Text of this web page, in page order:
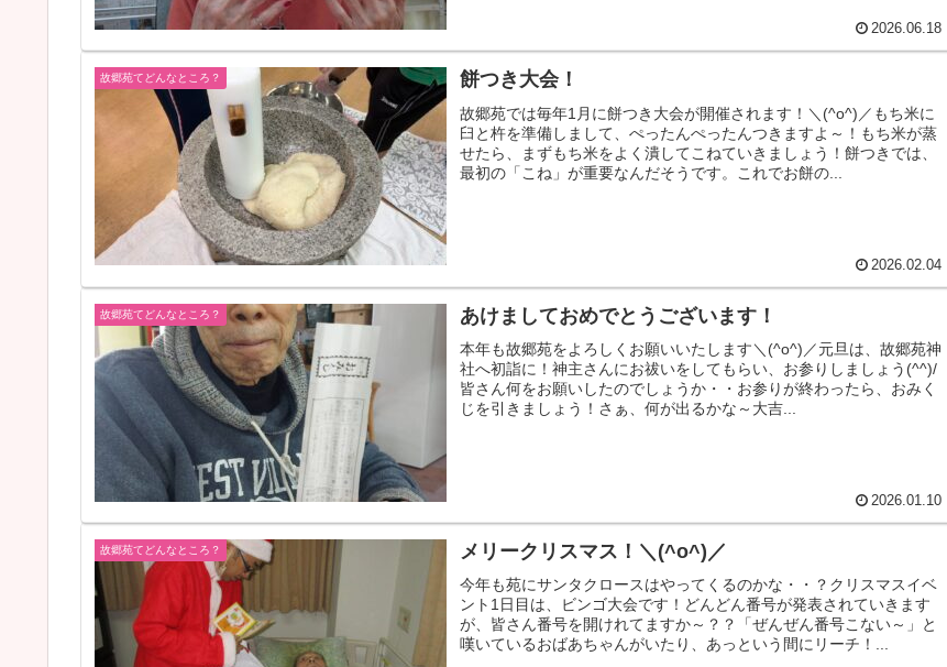
2026.06.18
故郷苑てどんなところ？ 餅つき大会！
故郷苑では毎年1月に餅つき大会が開催されます！＼(^o^)／もち米に
臼と杵を準備しまして、ぺったんぺったんつきますよ～！もち米が蒸
せたら、まずもち米をよく潰してこねていきましょう！餅つきでは、
最初の「こね」が重要なんだそうです。これでお餅の...
2026.02.04
故郷苑てどんなところ？ あけましておめでとうございます！
本年も故郷苑をよろしくお願いいたします＼(^o^)／元旦は、故郷苑神
社へ初詣に！神主さんにお祓いをしてもらい、お参りしましょう(^^)/
皆さん何をお願いしたのでしょうか・・お参りが終わったら、おみく
じを引きましょう！さぁ、何が出るかな～大吉...
2026.01.10
故郷苑てどんなところ？ メリークリスマス！＼(^o^)／
今年も苑にサンタクロースはやってくるのかな・・？クリスマスイベ
ント1日目は、ビンゴ大会です！どんどん番号が発表されていきます
が、皆さん番号を開けれてますか～？？「ぜんぜん番号こない～」と
嘆いているおばあちゃんがいたり、あっという間にリーチ！...